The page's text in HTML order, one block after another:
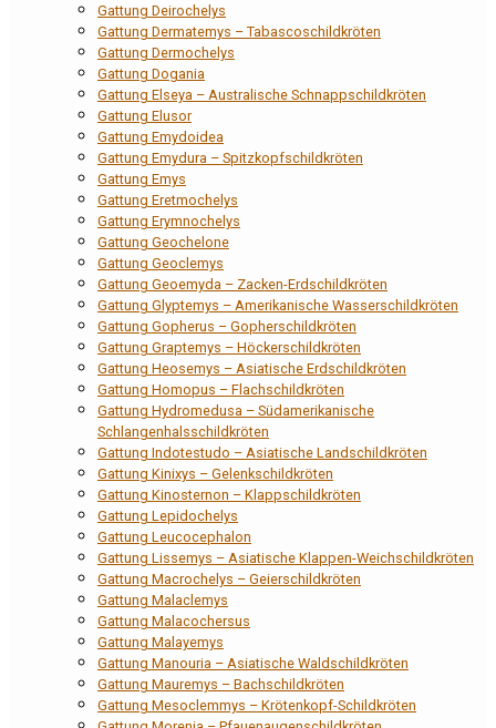
Gattung Deirochelys
Gattung Dermatemys – Tabascoschildkröten
Gattung Dermochelys
Gattung Dogania
Gattung Elseya – Australische Schnappschildkröten
Gattung Elusor
Gattung Emydoidea
Gattung Emydura – Spitzkopfschildkröten
Gattung Emys
Gattung Eretmochelys
Gattung Erymnochelys
Gattung Geochelone
Gattung Geoclemys
Gattung Geoemyda – Zacken-Erdschildkröten
Gattung Glyptemys – Amerikanische Wasserschildkröten
Gattung Gopherus – Gopherschildkröten
Gattung Graptemys – Höckerschildkröten
Gattung Heosemys – Asiatische Erdschildkröten
Gattung Homopus – Flachschildkröten
Gattung Hydromedusa – Südamerikanische
Schlangenhalsschildkröten
Gattung Indotestudo – Asiatische Landschildkröten
Gattung Kinixys – Gelenkschildkröten
Gattung Kinosternon – Klappschildkröten
Gattung Lepidochelys
Gattung Leucocephalon
Gattung Lissemys – Asiatische Klappen-Weichschildkröten
Gattung Macrochelys – Geierschildkröten
Gattung Malaclemys
Gattung Malacochersus
Gattung Malayemys
Gattung Manouria – Asiatische Waldschildkröten
Gattung Mauremys – Bachschildkröten
Gattung Mesoclemmys – Krötenkopf-Schildkröten